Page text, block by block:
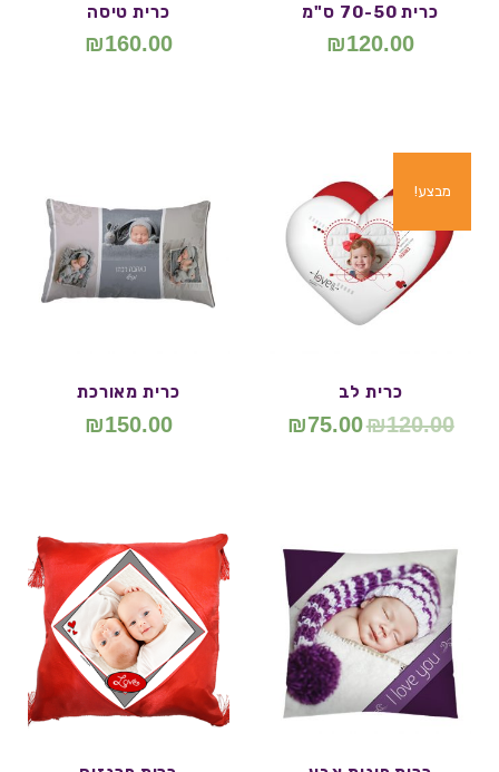
כרית 70-50 ס"מ
₪120.00
כרית טיסה
₪160.00
מבצע!
כרית לב
₪120.00
₪75.00
כרית מאורכת
₪150.00